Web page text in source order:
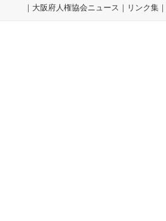
｜ 大阪府人権協会ニュース ｜ リンク集 ｜